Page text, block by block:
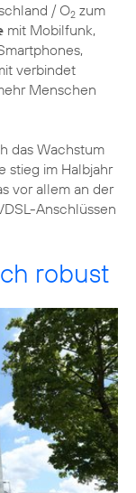
/ O2 zum
mit Mobilfunk,
verbindet
Menschen
das Wachstum
stieg im Halbjahr
vor allem an der
Anschlüssen
robust